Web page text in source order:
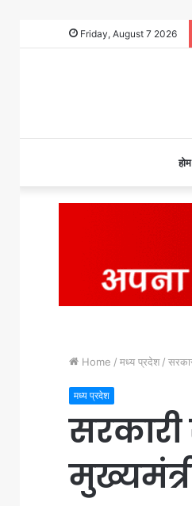
Friday, August 7 2026
होम
Home / मध्य प्रदेश /
मध्य प्रदेश